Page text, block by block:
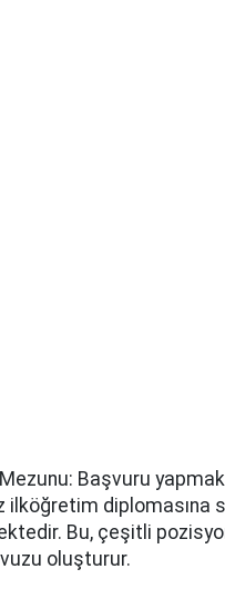
Başvuru yapmak
ilköğretim diplomasına
Bu, çeşitli
oluşturur.